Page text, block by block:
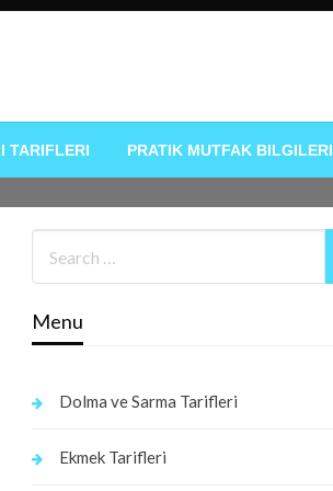
TARIFLERI PRATIK MUTFAK BILGILERI
Menu
Dolma ve Sarma Tarifleri
Ekmek Tarifleri